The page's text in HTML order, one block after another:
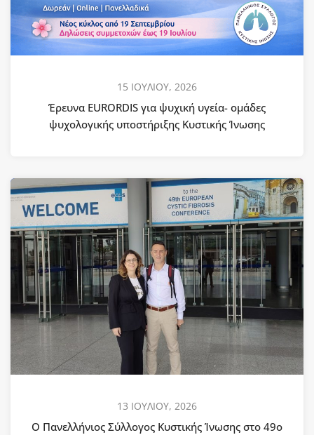
15 ΙΟΥΛΙΟΥ, 2026
Έρευνα EURORDIS για ψυχική υγεία- ομάδες
ψυχολογικής υποστήριξης Κυστικής Ίνωσης
13 ΙΟΥΛΙΟΥ, 2026
Ο Πανελλήνιος Σύλλογος Κυστικής Ίνωσης στο 49ο